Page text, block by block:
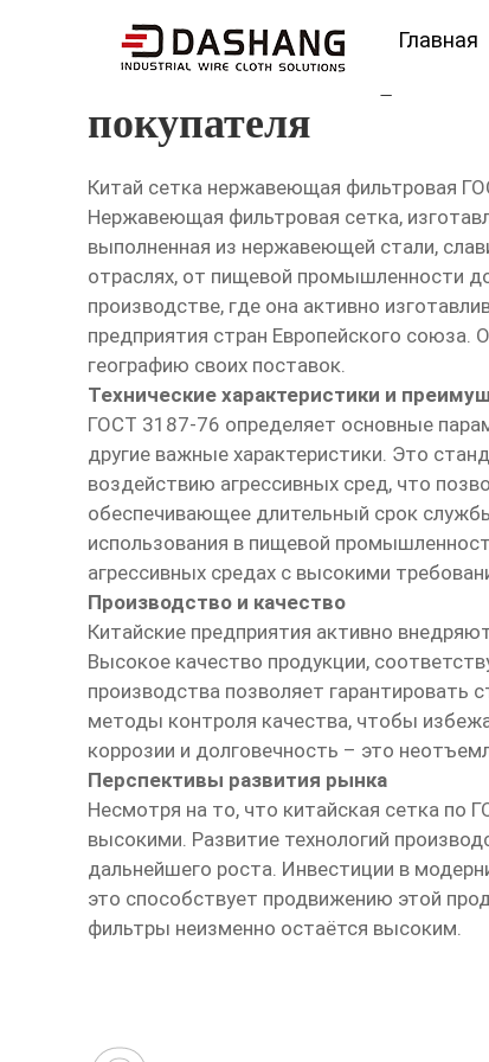
Главная
Китай сетка
покупателя
Китай сетка нержавеющая фильтровая
Нержавеющая фильтровая сетка,
выполненная из нержавеющей стали,
отраслях, от пищевой промышленности
производстве, где она активно
предприятия стран Европейского союза.
географию своих поставок.
Технические характеристики и
ГОСТ 3187-76 определяет основные
другие важные характеристики. Это
воздействию агрессивных сред, что
обеспечивающее длительный срок
использования в пищевой
агрессивных средах с высокими
Производство и качество
Китайские предприятия активно
Высокое качество продукции,
производства позволяет гарантировать
методы контроля качества, чтобы
коррозии и долговечность – это
Перспективы развития рынка
Несмотря на то, что китайская сетка по
высокими. Развитие технологий
дальнейшего роста. Инвестиции в
это способствует продвижению этой
фильтры неизменно остаётся высоким.